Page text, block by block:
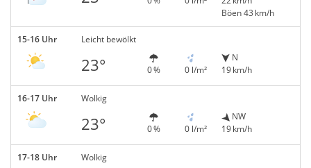
Böen 43 km/h
15-16 Uhr Leicht bewölkt
23° 0 % 0 l/m²
N
19 km/h
16-17 Uhr Wolkig
23° 0 % 0 l/m²
NW
19 km/h
17-18 Uhr Wolkig